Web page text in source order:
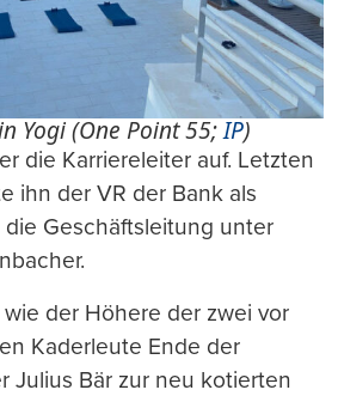
Yogi (One Point 55;IP)
die Karriereleiter auf. Letzten
ihn der VR der Bank als
die Geschäftsleitung unter
der Höhere der zwei vor
Kaderleute Ende der
Julius Bär zur neu kotierten